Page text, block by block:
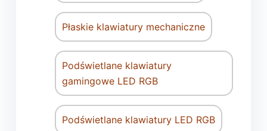
Płaskie klawiatury mechaniczne
Podświetlane klawiatury
gamingowe LED RGB
Podświetlane klawiatury LED RGB